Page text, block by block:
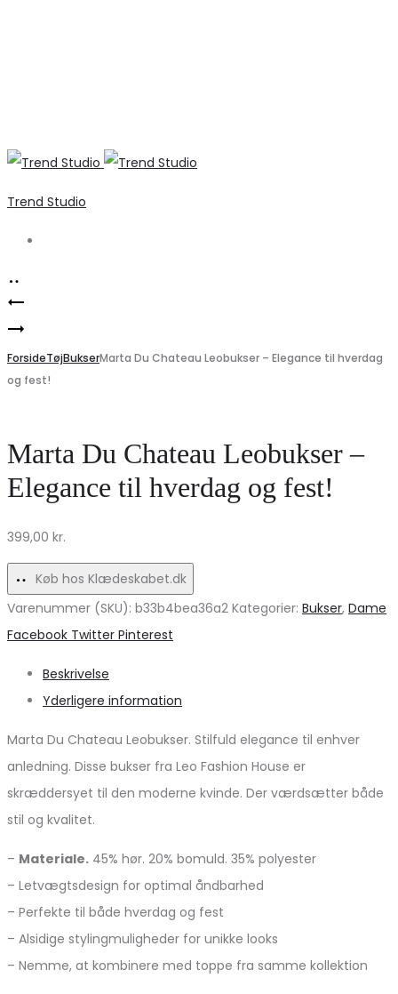
Trend Studio
Product
navigation
Cardigan
ONLVENICE
Captain
Tilbud!
Yolene
dame
støvler
Bronze
ForsideTøjBukserMarta Du Chateau Leobukser – Elegance til hverdag
og fest!
Marta Du Chateau Leobukser –
Elegance til hverdag og fest!
399,00 kr.
Køb hos Klædeskabet.dk
Varenummer (SKU): b33b4bea36a2 Kategorier: Bukser, Dame
Share
Facebook Twitter Pinterest
Beskrivelse
Yderligere information
Marta Du Chateau Leobukser. Stilfuld elegance til enhver
anledning. Disse bukser fra Leo Fashion House er
skræddersyet til den moderne kvinde. Der værdsætter både
stil og kvalitet.
– Materiale. 45% hør. 20% bomuld. 35% polyester
– Letvægtsdesign for optimal åndbarhed
– Perfekte til både hverdag og fest
– Alsidige stylingmuligheder for unikke looks
– Nemme, at kombinere med toppe fra samme kollektion